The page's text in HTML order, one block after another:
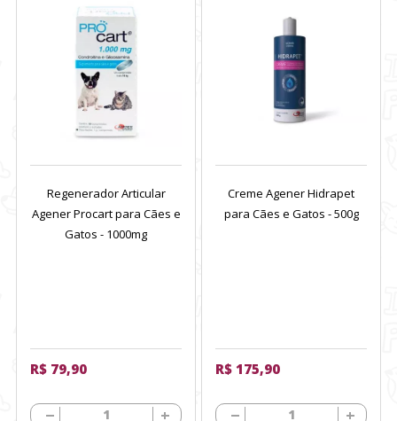
Regenerador Articular
Agener Procart para Cães e
Gatos - 1000mg
R$ 79,90
Creme Agener Hidrapet
para Cães e Gatos - 500g
R$ 175,90